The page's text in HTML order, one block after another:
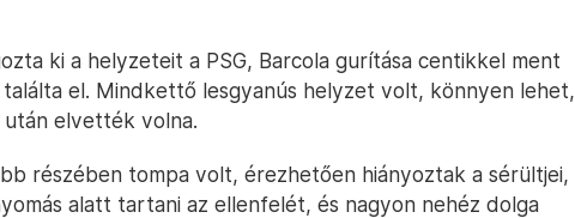
ki a helyzeteit a PSG, Barcola gurítása centikkel ment
találta el. Mindkettő lesgyanús helyzet volt, könnyen lehet,
után elvették volna.
részében tompa volt, érezhetően hiányoztak a sérültjei,
alatt tartani az ellenfelét, és nagyon nehéz dolga